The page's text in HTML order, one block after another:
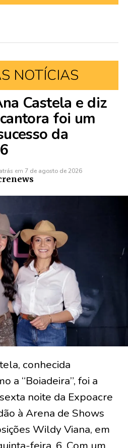
NOTÍCIAS
Castela e diz
foi um
da
em 7 de agosto de 2026
conhecida
a “Boiadeira”, foi a
noite da Expoacre
à Arena de Shows
Wildy Viana, em